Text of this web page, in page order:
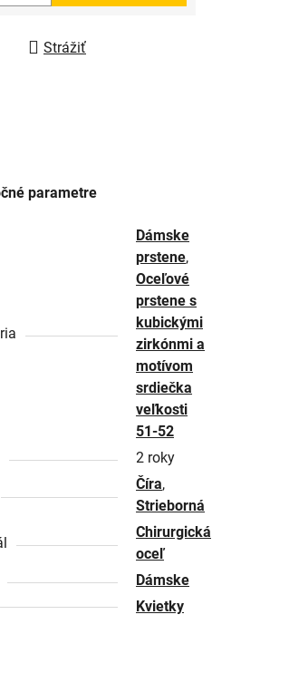
Strážiť
parametre
Dámske
prstene,
Oceľové
prstene s
kubickými
zirkónmi a
motívom
srdiečka
veľkosti
51-52
2 roky
Číra,
Strieborná
Chirurgická
oceľ
Dámske
Kvietky